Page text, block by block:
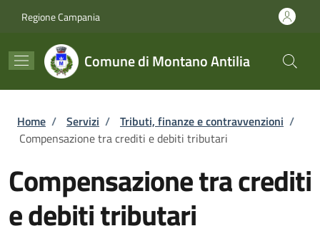
Regione Campania
Comune di Montano Antilia
Briciole di pane
Home / Servizi / Tributi, finanze e contravvenzioni /
Compensazione tra crediti e debiti tributari
Compensazione tra crediti
e debiti tributari